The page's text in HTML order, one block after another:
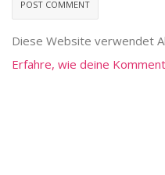
Diese Website verwendet
Erfahre, wie deine